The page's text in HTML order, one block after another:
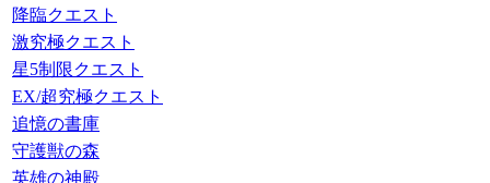
降臨クエスト
激究極クエスト
星5制限クエスト
EX/超究極クエスト
追憶の書庫
守護獣の森
英雄の神殿